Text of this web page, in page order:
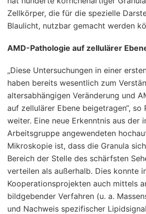
Zellkörper, die für die spezielle
Blaulicht, nutzbar gemacht werden
AMD-Pathologie auf zellulärer
„Diese Untersuchungen in einer
haben bereits wesentlich zum
altersabhängigen Veränderung und
auf zellulärer Ebene beigetragen“, so
weiter. Eine neue Erkenntnis aus der
Arbeitsgruppe angewendeten
Mikroskopie ist, dass die Granula
Bereich der Stelle des schärfsten
verteilen als außerhalb. Dies konnte
Kooperationsprojekten auch mittels
bildgebender Verfahren (u. a.
und Nachweis spezifischer